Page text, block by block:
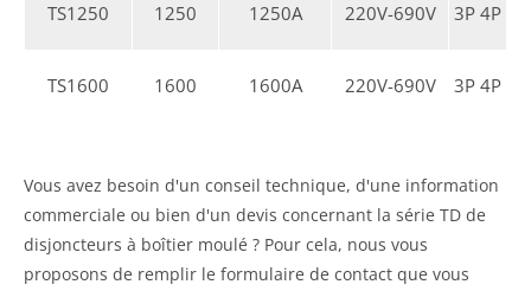
TS1250 1250 1250A 220V-690V 3P 4P
TS1600 1600 1600A 220V-690V 3P 4P
Vous avez besoin d'un conseil technique, d'une information
commerciale ou bien d'un devis concernant la série TD de
disjoncteurs à boîtier moulé ? Pour cela, nous vous
proposons de remplir le formulaire de contact que vous